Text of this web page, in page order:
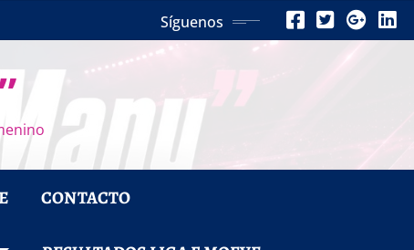
Síguenos
CONTACTO